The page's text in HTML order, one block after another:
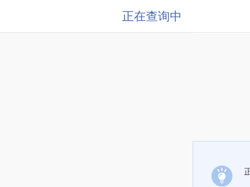
正在查询中